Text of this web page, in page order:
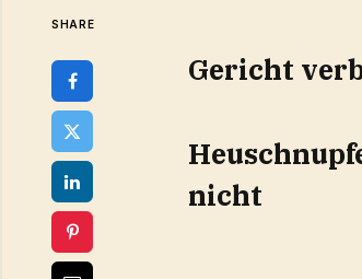
SHARE
Gericht
nicht